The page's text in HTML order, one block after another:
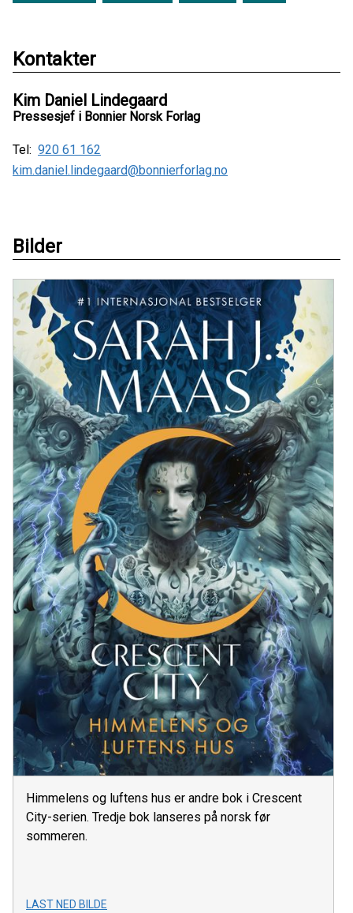
Kontakter
Kim Daniel Lindegaard
Pressesjef i Bonnier Norsk Forlag
Tel: 920 61 162
kim.daniel.lindegaard@bonnierforlag.no
Bilder
Himmelens og luftens hus er andre bok i Crescent
City-serien. Tredje bok lanseres på norsk før
sommeren.
LAST NED BILDE